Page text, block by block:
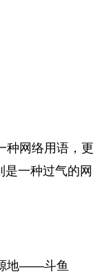
种网络用语，更
是一种过气的网
地——斗鱼